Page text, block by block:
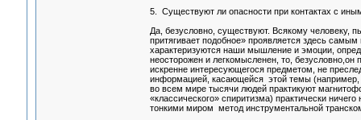
5. Существуют ли опасности при контактах с
Да, безусловно, существуют. Всякому человеку,
притягивает подобное» проявляется здесь
характеризуются наши мышление и эмоции,
неосторожен и легкомысленен, то, безусловно,он
искренне интересующегося предметом, не
информацией, касающейся этой темы (например,
во всем мире тысячи людей практикуют
«классического» спиритизма) практически
тонкими миром метод инструментальной